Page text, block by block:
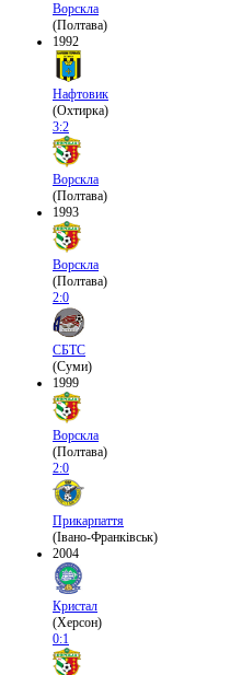
Ворскла
(Полтава)
1992
Нафтовик
(Охтирка)
3:2
Ворскла
(Полтава)
1993
Ворскла
(Полтава)
2:0
СБТС
(Суми)
1999
Ворскла
(Полтава)
2:0
Прикарпаття
(Івано-Франківськ)
2004
Кристал
(Херсон)
0:1